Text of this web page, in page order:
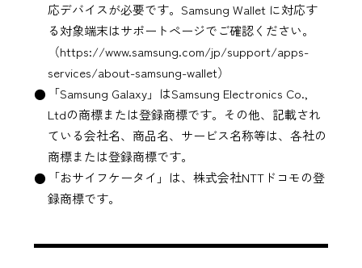
応デバイスが必要です。 Samsung Walletに対応す
る対象端末はサポートページでご確認ください。
（https://www.samsung.com/jp/support/apps-
services/about-samsung-wallet）
「Samsung Galaxy」はSamsung Electronics Co.,
Ltdの商標または登録商標です。その他、記載され
ている会社名、商品名、サービス名称等は、各社の
商標または登録商標です。
「おサイフケータイ」は、株式会社NTTドコモの登
録商標です。